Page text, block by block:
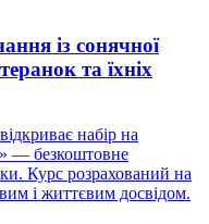
із сонячної
та їхніх
набір на
— безкоштовне
Курс розрахований на
і життєвим досвідом.